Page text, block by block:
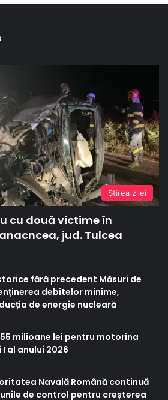
Ştirea zilei
cu două victime în
jud. Tulcea
fără precedent Măsuri de
debitelor minime,
de energie nucleară
milioane lei pentru motorina
al anului 2026
Navală Română continuă
de control pentru creșterea